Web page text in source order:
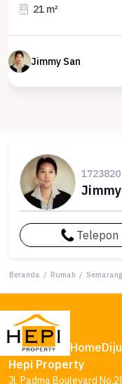
21 m²
Jimmy San
1723820
Telepon
Beranda / Rumah / Semarang
Home
Hepi Property